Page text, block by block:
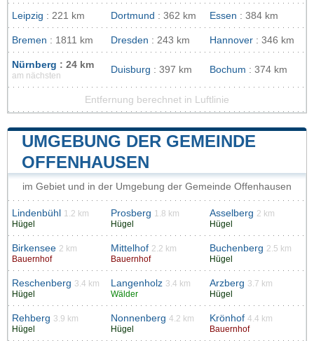
Leipzig : 221 km Dortmund : 362 km Essen : 384 km
Bremen : 1811 km Dresden : 243 km Hannover : 346 km
Nürnberg : 24 km
am nächsten
Duisburg : 397 km Bochum : 374 km
Entfernung berechnet in Luftlinie
UMGEBUNG DER GEMEINDE
OFFENHAUSEN
im Gebiet und in der Umgebung der Gemeinde Offenhausen
Lindenbühl 1.2 km
Hügel
Prosberg 1.8 km
Hügel
Asselberg 2 km
Hügel
Birkensee 2 km
Bauernhof
Mittelhof 2.2 km
Bauernhof
Buchenberg 2.5 km
Hügel
Reschenberg 3.4 km
Hügel
Langenholz 3.4 km
Wälder
Arzberg 3.7 km
Hügel
Rehberg 3.9 km
Hügel
Nonnenberg 4.2 km
Hügel
Krönhof 4.4 km
Bauernhof